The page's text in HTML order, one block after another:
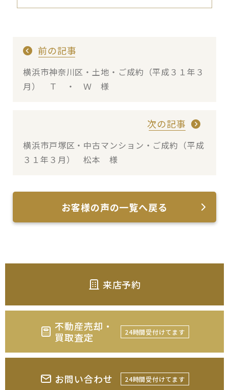
前の記事
横浜市神奈川区・土地・ご成約（平成３１年３
月） Ｔ ・ Ｗ 様
次の記事
横浜市戸塚区・中古マンション・ご成約（平成
３１年３月） 松本 様
お客様の声の一覧へ戻る
来店予約
不動産売却・
買取査定
24時間受付けてます
お問い合わせ 24時間受付けてます